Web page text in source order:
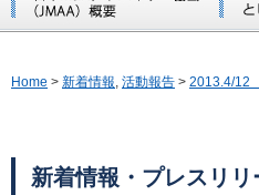
Home > 新着情報, 活動報告 > 2013.4/12
新着情報・プレスリ